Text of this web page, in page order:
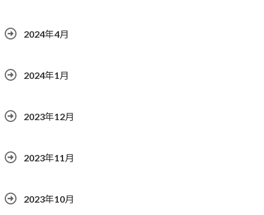
2024年4月
2024年1月
2023年12月
2023年11月
2023年10月